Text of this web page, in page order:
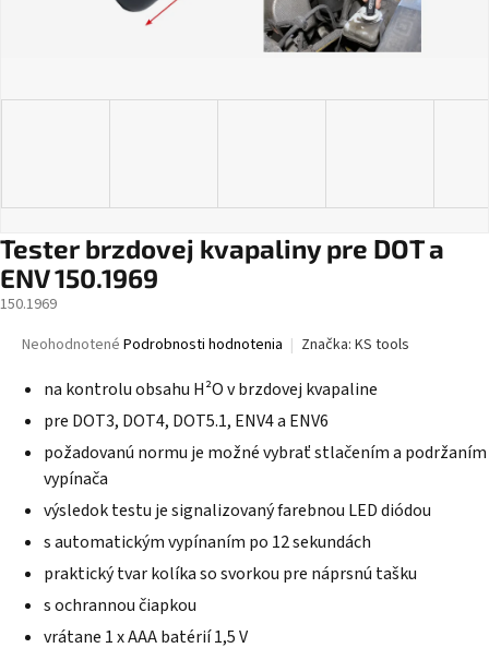
Tester brzdovej kvapaliny pre DOT a
ENV 150.1969
150.1969
Priemerné
produktu
0,0
z
hviezdičiek.
Neohodnotené Podrobnosti hodnotenia Značka: KS tools
na kontrolu obsahu H²O v brzdovej kvapaline
pre DOT3, DOT4, DOT5.1, ENV4 a ENV6
požadovanú normu je možné vybrať stlačením a podržaním
vypínača
výsledok testu je signalizovaný farebnou LED diódou
s automatickým vypínaním po 12 sekundách
praktický tvar kolíka so svorkou pre náprsnú tašku
s ochrannou čiapkou
vrátane 1 x AAA batérií 1,5 V